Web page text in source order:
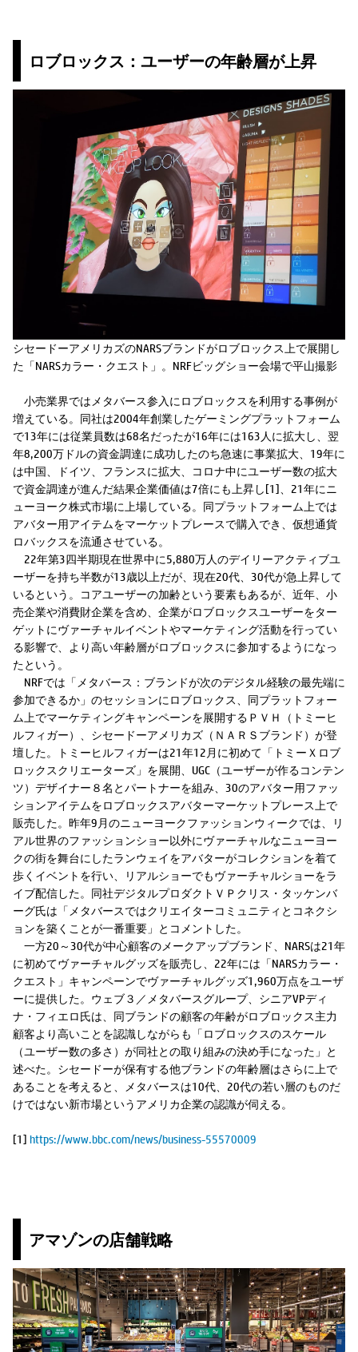
ロブロックス：ユーザーの年齢層が上昇
シセードーアメリカズのNARSブランドがロブロックス上で展開し
た「NARSカラー・クエスト」。NRFビッグショー会場で平山撮影
小売業界ではメタバース参入にロブロックスを利用する事例が
増えている。同社は2004年創業したゲーミングプラットフォーム
で13年には従業員数は68名だったが16年には163人に拡大し、翌
年8,200万ドルの資金調達に成功したのち急速に事業拡大、19年に
は中国、ドイツ、フランスに拡大、コロナ中にユーザー数の拡大
で資金調達が進んだ結果企業価値は7倍にも上昇し[1]、21年にニ
ューヨーク株式市場に上場している。同プラットフォーム上では
アバター用アイテムをマーケットプレースで購入でき、仮想通貨
ロバックスを流通させている。
22年第3四半期現在世界中に5,880万人のデイリーアクティブユ
ーザーを持ち半数が13歳以上だが、現在20代、30代が急上昇して
いるという。コアユーザーの加齢という要素もあるが、近年、小
売企業や消費財企業を含め、企業がロブロックスユーザーをター
ゲットにヴァーチャルイベントやマーケティング活動を行ってい
る影響で、より高い年齢層がロブロックスに参加するようになっ
たという。
NRFでは「メタバース：ブランドが次のデジタル経験の最先端に
参加できるか」のセッションにロブロックス、同プラットフォー
ム上でマーケティングキャンペーンを展開するＰＶＨ（トミーヒ
ルフィガー）、シセードーアメリカズ（ＮＡＲＳブランド）が登
壇した。トミーヒルフィガーは21年12月に初めて「トミーＸロブ
ロックスクリエーターズ」を展開、UGC（ユーザーが作るコンテン
ツ）デザイナー８名とパートナーを組み、30のアバター用ファッ
ションアイテムをロブロックスアバターマーケットプレース上で
販売した。昨年9月のニューヨークファッションウィークでは、リ
アル世界のファッションショー以外にヴァーチャルなニューヨー
クの街を舞台にしたランウェイをアバターがコレクションを着て
歩くイベントを行い、リアルショーでもヴァーチャルショーをラ
イブ配信した。同社デジタルプロダクトＶＰクリス・タッケンバ
ーグ氏は「メタバースではクリエイターコミュニティとコネクシ
ョンを築くことが一番重要」とコメントした。
一方20～30代が中心顧客のメークアップブランド、NARSは21年
に初めてヴァーチャルグッズを販売し、22年には「NARSカラー・
クエスト」キャンペーンでヴァーチャルグッズ1,960万点をユーザ
ーに提供した。ウェブ３／メタバースグループ、シニアVPディ
ナ・フィエロ氏は、同ブランドの顧客の年齢がロブロックス主力
顧客より高いことを認識しながらも「ロブロックスのスケール
（ユーザー数の多さ）が同社との取り組みの決め手になった」と
述べた。シセードーが保有する他ブランドの年齢層はさらに上で
あることを考えると、メタバースは10代、20代の若い層のものだ
けではない新市場というアメリカ企業の認識が伺える。
[1] https://www.bbc.com/news/business-55570009
アマゾンの店舗戦略